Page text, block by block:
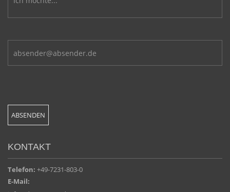
KONTAKT
Telefon: +49-7231-803-0
E-Mail: